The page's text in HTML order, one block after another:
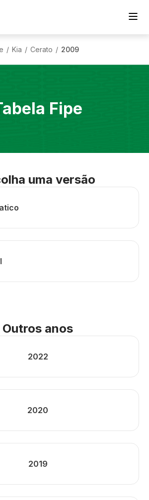
/ Kia / Cerato / 2009
Fipe
uma versão
Outros anos
2022
2020
2019